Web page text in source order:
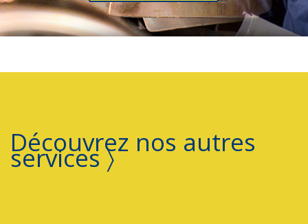
Découvrez nos autres
services 〉